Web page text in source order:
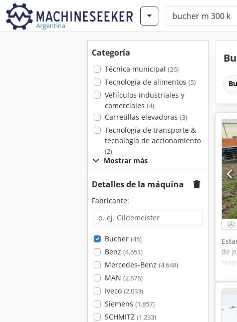
Argentina
Categoría
Técnica municipal (26)
Tecnología de alimentos (5)
Vehículos industriales y
comerciales (4)
Carretillas elevadoras (3)
Tecnología de transporte &
tecnología de accionamiento
(2)
Mostrar más
Detalles de la máquina
Fabricante:
Bucher (45)
Benz (4.651)
Mercedes-Benz (4.648)
MAN (2.676)
Iveco (2.033)
Siemens (1.857)
SCHMITZ (1.233)
de
al